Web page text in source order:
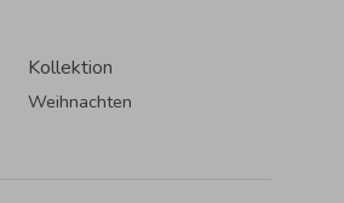
Kollektion
Weihnachten